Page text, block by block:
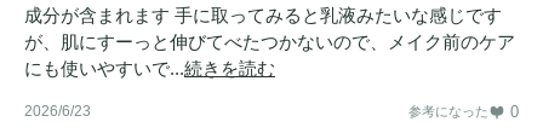
成分が含まれます 手に取ってみると乳液みたいな感じです
が、肌にすーっと伸びてべたつかないので、メイク前のケア
にも使いやすいで...続きを読む
2026/6/23 参考になった 0